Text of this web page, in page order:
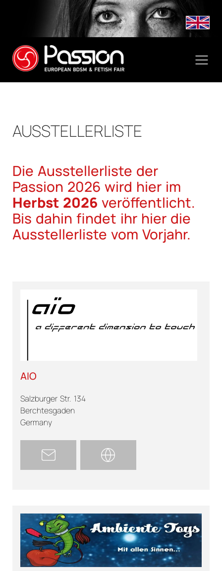
AUSSTELLERLISTE
Die Ausstellerliste der
Passion 2026 wird hier im
Herbst 2026 veröffentlicht.
Bis dahin findet ihr hier die
Ausstellerliste vom Vorjahr.
AIO
Salzburger Str. 134
Berchtesgaden
Germany